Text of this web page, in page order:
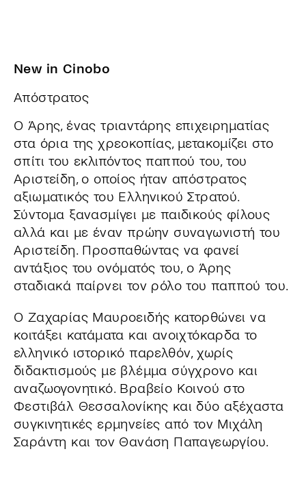
New in Cinobo
Απόστρατος
Ο Άρης, ένας τριαντάρης επιχειρηματίας
στα όρια της χρεοκοπίας, μετακομίζει στο
σπίτι του εκλιπόντος παππού του, του
Αριστείδη, ο οποίος ήταν απόστρατος
αξιωματικός του Ελληνικού Στρατού.
Σύντομα ξανασμίγει με παιδικούς φίλους
αλλά και με έναν πρώην συναγωνιστή του
Αριστείδη. Προσπαθώντας να φανεί
αντάξιος του ονόματός του, ο Άρης
σταδιακά παίρνει τον ρόλο του παππού του.
Ο Ζαχαρίας Μαυροειδής κατορθώνει να
κοιτάξει κατάματα και ανοιχτόκαρδα το
ελληνικό ιστορικό παρελθόν, χωρίς
διδακτισμούς με βλέμμα σύγχρονο και
αναζωογονητικό. Βραβείο Κοινού στο
Φεστιβάλ Θεσσαλονίκης και δύο αξέχαστα
συγκινητικές ερμηνείες από τον Μιχάλη
Σαράντη και τον Θανάση Παπαγεωργίου.